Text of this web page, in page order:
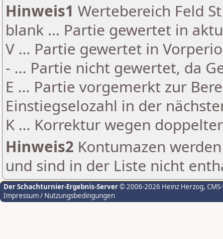
Hinweis1 Wertebereich Feld
blank ... Partie gewertet in
V ... Partie gewertet in
- ... Partie nicht gewertet, da
E ... Partie vorgemerkt zur
Einstiegselozahl in der
K ... Korrektur wegen
Hinweis2 Kontumazen
und sind in der Liste nicht
Der Schachturnier-Ergebnis-Server© 2006-2026 Heinz Herzog,
Impressum / Nutzungsbedingungen